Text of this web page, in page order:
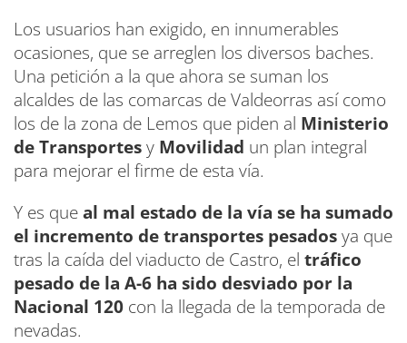
Los usuarios han exigido, en innumerables
ocasiones, que se arreglen los diversos baches.
Una petición a la que ahora se suman los
alcaldes de las comarcas de Valdeorras así como
los de la zona de Lemos que piden al Ministerio
de Transportesy Movilidad un plan integral
para mejorar el firme de esta vía.
Y es queal mal estado de la vía se ha sumado
el incremento de transportes pesadosya que
tras la caída del viaducto de Castro, el tráfico
pesado de la A-6 ha sido desviado por la
Nacional 120 con la llegada de la temporada de
nevadas.